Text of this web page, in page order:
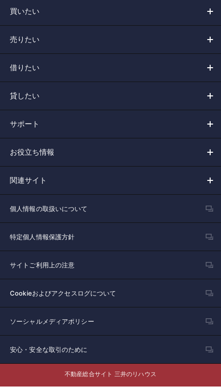
買いたい
売りたい
借りたい
貸したい
サポート
お役立ち情報
関連サイト
個人情報の取扱いについて
特定個人情報保護方針
サイトご利用上の注意
Cookieおよびアクセスログについて
ソーシャルメディアポリシー
安心・安全な取引のために
不動産総合サイト 三井のリハウス